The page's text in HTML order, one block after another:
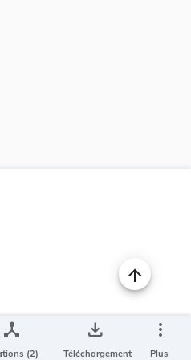
device_hub
(2)
save_alt
Téléchargement
more_vert
Plus